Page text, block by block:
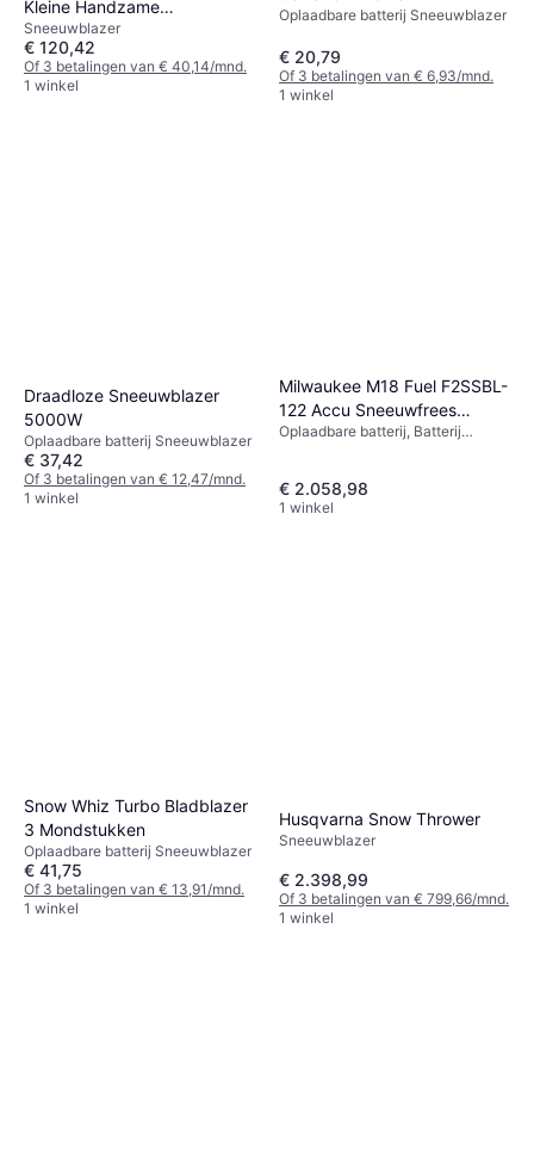
Kleine Handzame
Sneeuwblazer
Sneeuwblazer
€ 120,42
Of 3 betalingen van € 40,14/mnd.
1 winkel
Oplaadbare batterij Sneeuwblazer
€ 20,79
Of 3 betalingen van € 6,93/mnd.
1 winkel
Draadloze Sneeuwblazer
5000W
Oplaadbare batterij Sneeuwblazer
€ 37,42
Of 3 betalingen van € 12,47/mnd.
1 winkel
Milwaukee M18 Fuel F2SSBL-
122 Accu Sneeuwfrees
2x18V
Oplaadbare batterij, Batterij
€ 2.058,98
1 winkel
Snow Whiz Turbo Bladblazer
3 Mondstukken
Oplaadbare batterij Sneeuwblazer
€ 41,75
Of 3 betalingen van € 13,91/mnd.
1 winkel
Husqvarna Snow Thrower
Sneeuwblazer
€ 2.398,99
Of 3 betalingen van € 799,66/mnd.
1 winkel